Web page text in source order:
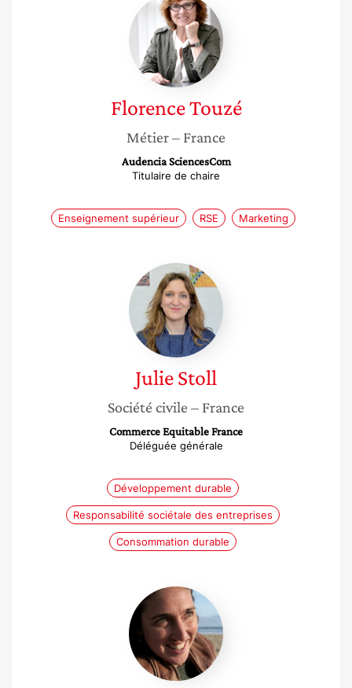
Touzé
FlorenceTouzé
Métier– France
Audencia SciencesCom
Titulaire de chaire
Enseignement supérieur RSE Marketing
Julie
Stoll
JulieStoll
Société civile – France
Commerce Equitable France
Déléguée générale
Développement durable
Responsabilité sociétale des entreprises
Consommation durable
Florence
de
Ferran